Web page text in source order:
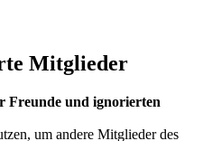
Mitglieder
Freunde und ignorierten
um andere Mitglieder des